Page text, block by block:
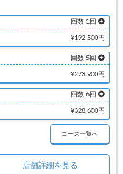
回数 1回
¥192,500円
回数 5回
¥273,900円
回数 6回
¥328,600円
コース一覧へ
店舗詳細を見る